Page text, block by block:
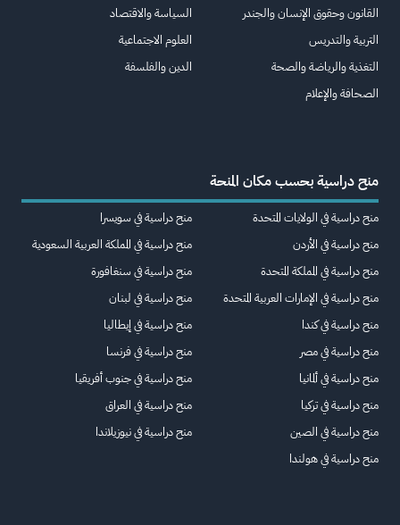
القانون وحقوق الإنسان والجندر
التربية والتدريس
التغذية والرياضة والصحة
الصحافة والإعلام
السياسة والاقتصاد
العلوم الاجتماعية
الدين والفلسفة
منح دراسية بحسب مكان المنحة
منح دراسية في الولايات المتحدة
منح دراسية في الأردن
منح دراسية في المملكة المتحدة
منح دراسية في الإمارات العربية المتحدة
منح دراسية في كندا
منح دراسية في مصر
منح دراسية في ألمانيا
منح دراسية في تركيا
منح دراسية في الصين
منح دراسية في هولندا
منح دراسية في سويسرا
منح دراسية في المملكة العربية السعودية
منح دراسية في سنغافورة
منح دراسية في لبنان
منح دراسية في إيطاليا
منح دراسية في فرنسا
منح دراسية في جنوب أفريقيا
منح دراسية في العراق
منح دراسية في نيوزيلاندا